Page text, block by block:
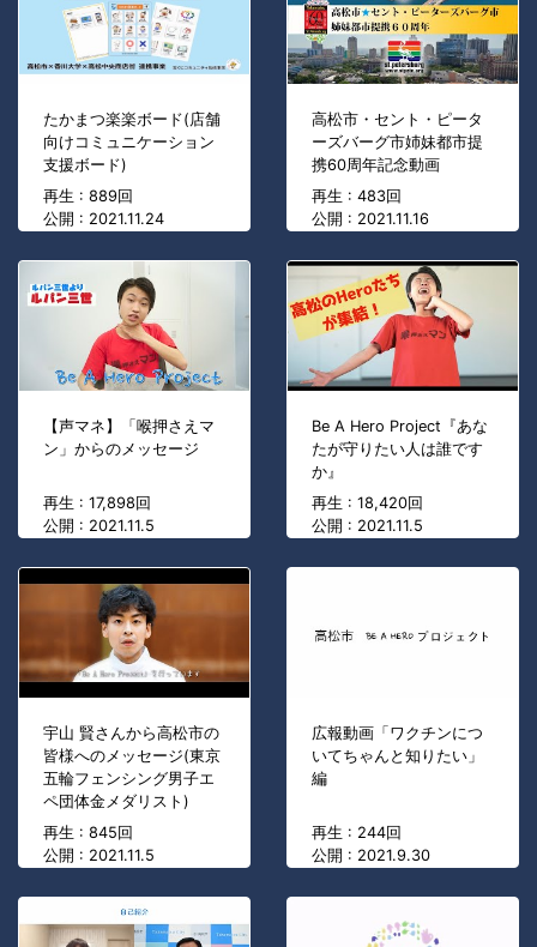
たかまつ楽楽ボード(店舗
向けコミュニケーション
支援ボード)
再生 : 889回
公開 : 2021.11.24
高松市・セント・ピータ
ーズバーグ市姉妹都市提
携60周年記念動画
再生 : 483回
公開 : 2021.11.16
【声マネ】「喉押さえマ
ン」からのメッセージ
再生 : 17,898回
公開 : 2021.11.5
Be A Hero Project『あな
たが守りたい人は誰です
か』
再生 : 18,420回
公開 : 2021.11.5
宇山 賢さんから高松市の
皆様へのメッセージ(東京
五輪フェンシング男子エ
ペ団体金メダリスト)
再生 : 845回
公開 : 2021.11.5
広報動画「ワクチンにつ
いてちゃんと知りたい」
編
再生 : 244回
公開 : 2021.9.30